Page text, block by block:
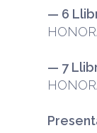
— 6
— 7